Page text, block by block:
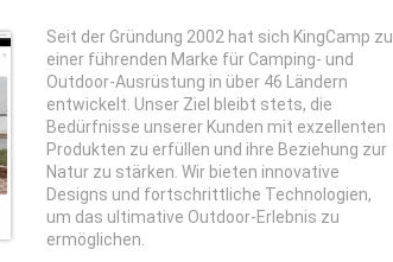
Seit der Gründung 2002 hat sich KingCamp zu
einer führenden Marke für Camping- und
Outdoor-Ausrüstung in über 46 Ländern
entwickelt. Unser Ziel bleibt stets, die
Bedürfnisse unserer Kunden mit exzellenten
Produkten zu erfüllen und ihre Beziehung zur
Natur zu stärken. Wir bieten innovative
Designs und fortschrittliche Technologien,
um das ultimative Outdoor-Erlebnis zu
ermöglichen.